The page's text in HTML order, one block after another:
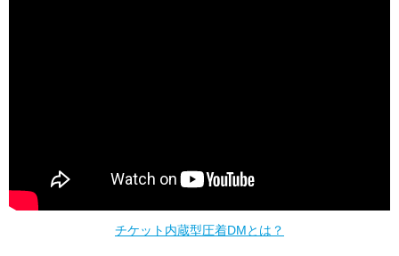
チケット内蔵型圧着DMとは？